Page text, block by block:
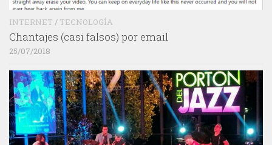
INTERNET / TECNOLOGÍA
Chantajes (casi falsos) por email
25/07/2018